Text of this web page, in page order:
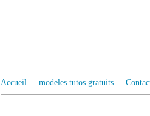
Accueil modeles tutos gratuits